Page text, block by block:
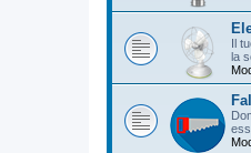
Il
la